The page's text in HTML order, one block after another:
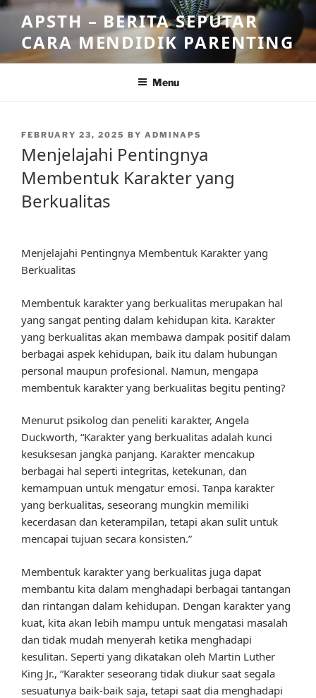
Skip
content
APSTH – BERITA SEPUTAR
CARA MENDIDIK PARENTING
Menu
POSTED
FEBRUARY 23, 2025 BY ADMINAPS
Menjelajahi Pentingnya
Membentuk Karakter yang
Berkualitas
Menjelajahi Pentingnya Membentuk Karakter yang
Berkualitas
Membentuk karakter yang berkualitas merupakan hal
yang sangat penting dalam kehidupan kita. Karakter
yang berkualitas akan membawa dampak positif dalam
berbagai aspek kehidupan, baik itu dalam hubungan
personal maupun profesional. Namun, mengapa
membentuk karakter yang berkualitas begitu penting?
Menurut psikolog dan peneliti karakter, Angela
Duckworth, “Karakter yang berkualitas adalah kunci
kesuksesan jangka panjang. Karakter mencakup
berbagai hal seperti integritas, ketekunan, dan
kemampuan untuk mengatur emosi. Tanpa karakter
yang berkualitas, seseorang mungkin memiliki
kecerdasan dan keterampilan, tetapi akan sulit untuk
mencapai tujuan secara konsisten.”
Membentuk karakter yang berkualitas juga dapat
membantu kita dalam menghadapi berbagai tantangan
dan rintangan dalam kehidupan. Dengan karakter yang
kuat, kita akan lebih mampu untuk mengatasi masalah
dan tidak mudah menyerah ketika menghadapi
kesulitan. Seperti yang dikatakan oleh Martin Luther
King Jr., “Karakter seseorang tidak diukur saat segala
sesuatunya baik-baik saja, tetapi saat dia menghadapi